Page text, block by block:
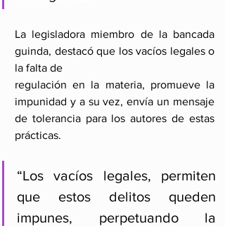
La legisladora miembro de la bancada
guinda, destacó que los vacíos legales o
la falta de
regulación en la materia, promueve la
impunidad y a su vez, envía un mensaje
de tolerancia para los autores de estas
prácticas.
“Los vacíos legales, permiten
que estos delitos queden
impunes, perpetuando la